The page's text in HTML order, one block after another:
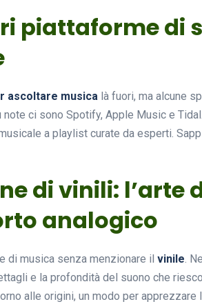
piattaforme di
ascoltare musica là fuori, ma alcune
note ci sono Spotify, Apple Music e
a playlist curate da esperti.
di vinili: l’arte
analogico
di musica senza menzionare il vinile.
e la profondità del suono che
alle origini, un modo per